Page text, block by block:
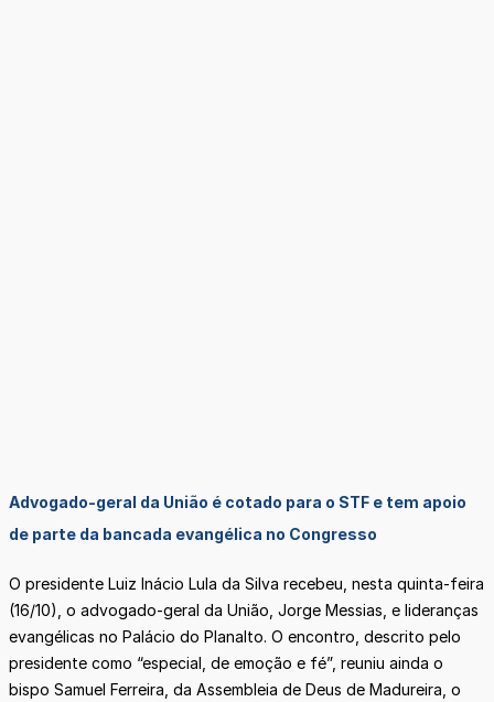
Advogado-geral da União é cotado para o STF e tem apoio
de parte da bancada evangélica no Congresso
O presidente Luiz Inácio Lula da Silva recebeu, nesta quinta-feira
(16/10), o advogado-geral da União, Jorge Messias, e lideranças
evangélicas no Palácio do Planalto. O encontro, descrito pelo
presidente como “especial, de emoção e fé”, reuniu ainda o
bispo Samuel Ferreira, da Assembleia de Deus de Madureira, o